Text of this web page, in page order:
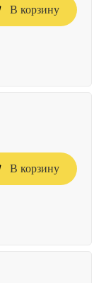
В корзину
В корзину